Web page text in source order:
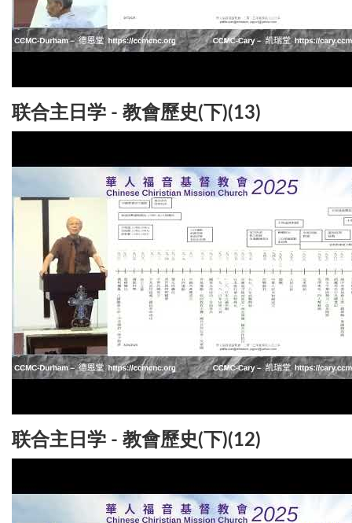
联合主日学 - 教會歷史(下)(13)
联合主日学 - 教會歷史(下)(12)